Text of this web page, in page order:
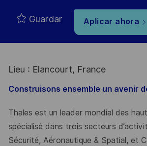
Guardar Aplicar ahora
Lieu : Elancourt, France
Construisons ensemble un avenir
Thales est un leader mondial des
spécialisé dans trois secteurs
Sécurité, Aéronautique & Spatial, et